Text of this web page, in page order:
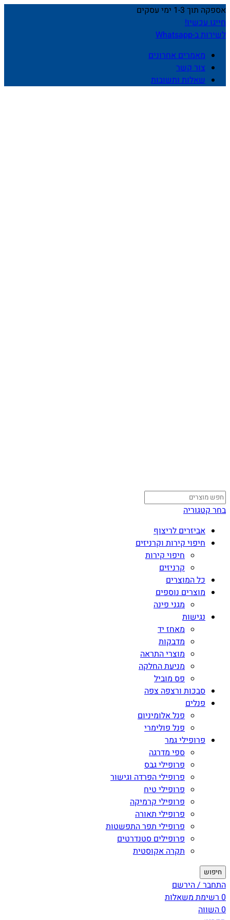
אספקה תוך 1-3 ימי עסקים
חייגו עכשיו!
לשירות ב-Whatsapp
מאמרים אחרונים
צור קשר
שאלות ותשובות
בחר קטגוריה
אביזרים לריצוף
חיפוי קירות וקרניזים
חיפוי קירות
קרניזים
כל המוצרים
מוצרים נוספים
מגני פינה
נגישות
מאחז יד
מדבקות
מוצרי התראה
מניעת החלקה
פס מוביל
סבכות ורצפה צפה
פנלים
פנל אלומיניום
פנל פולימרי
פרופילי גמר
ספי מדרגה
פרופילי גבס
פרופילי הפרדה וגישור
פרופילי טיח
פרופילי קרמיקה
פרופילי תאורה
פרופילי תפר התפשטות
פרופילים סטנדרטים
תקרה אקוסטית
חיפוש
התחבר / הירשם
0רשימת משאלות
0השווה